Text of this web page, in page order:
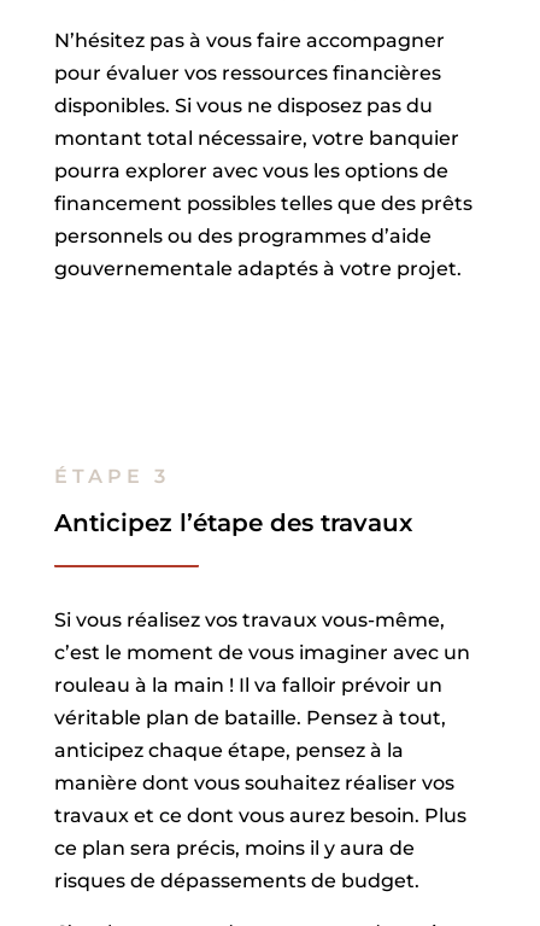
N’hésitez pas à vous faire accompagner
pour évaluer vos ressources financières
disponibles. Si vous ne disposez pas du
montant total nécessaire, votre banquier
pourra explorer avec vous les options de
financement possibles telles que des prêts
personnels ou des programmes d’aide
gouvernementale adaptés à votre projet.
ÉTAPE 3
Anticipez l’étape des travaux
Si vous réalisez vos travaux vous-même,
c’est le moment de vous imaginer avec un
rouleau à la main ! Il va falloir prévoir un
véritable plan de bataille. Pensez à tout,
anticipez chaque étape, pensez à la
manière dont vous souhaitez réaliser vos
travaux et ce dont vous aurez besoin. Plus
ce plan sera précis, moins il y aura de
risques de dépassements de budget.